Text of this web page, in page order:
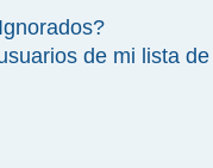
de mi lista de